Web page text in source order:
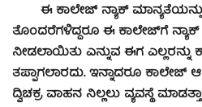
ಈ ಕಾಲೇಜ್ ನ್ಯಾಕ್ ಮಾನ್ಯತೆಯನ್ನು
ತೊಂದರೆಗಳಿದ್ದರೂ ಈ ಕಾಲೇಜ್‍ಗೆ
ನೀಡಲಾಯಿತು ಎನ್ನುವ ಈಗ ಎಲ್ಲರನ್ನು
ತಪ್ಪಾಗಲಾರದು. ಇನ್ನಾದರೂ
ದ್ವಿಚಕ್ರ ವಾಹನ ನಿಲ್ಲಲು ವ್ಯವಸ್ಥೆ